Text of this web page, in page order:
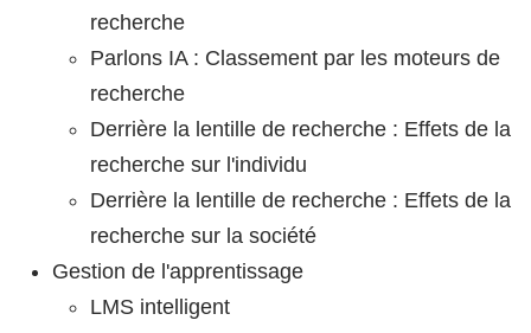
recherche
Parlons IA : Classement par les moteurs de
recherche
Derrière la lentille de recherche : Effets de la
recherche sur l'individu
Derrière la lentille de recherche : Effets de la
recherche sur la société
Gestion de l'apprentissage
LMS intelligent